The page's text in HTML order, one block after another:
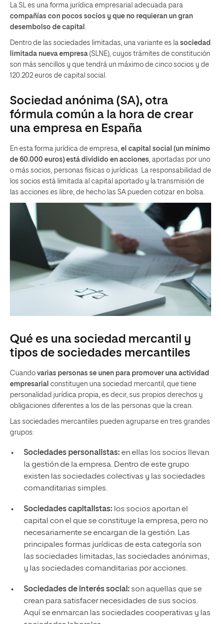
La SL es una forma jurídica empresarial adecuada para
compañías con pocos socios y que no requieran un gran
desembolso de capital
Dentro de las sociedades limitadas, una variante es la sociedad
limitada nueva empresa (SLNE), cuyos trámites de constitución
son más sencillos y que tendrá un máximo de cinco socios y de
120.202 euros de capital social.
Sociedad anónima (SA), otra
fórmula común a la hora de crear
una empresa en España
En esta forma jurídica de empresa, el capital social (un mínimo
de 60.000 euros) está dividido en acciones , aportadas por uno
o más socios, personas físicas o jurídicas. La responsabilidad de
los socios está limitada al capital aportado y la transmisión de
las acciones es libre, de hecho las SA pueden cotizar en bolsa.
Qué es una sociedad mercantil y
tipos de sociedades mercantiles
Cuando varias personas se unen para promover una actividad
empresarial constituyen una sociedad mercantil, que tiene
personalidad jurídica propia, es decir, sus propios derechos y
obligaciones diferentes a los de las personas que la crean.
Las sociedades mercantiles pueden agruparse en tres grandes
grupos:
Sociedades personalistas: en ellas los socios llevan
la gestión de la empresa. Dentro de este grupo
existen las sociedades colectivas y las sociedades
comanditarias simples.
Sociedades capitalistas: los socios aportan el
capital con el que se constituye la empresa, pero no
necesariamente se encargan de la gestión. Las
principales formas jurídicas de esta categoría son
las sociedades limitadas, las sociedades anónimas,
y las sociedades comanditarias por acciones.
Sociedades de interés social: son aquellas que se
crean para satisfacer necesidades de sus socios.
Aquí se enmarcan las sociedades cooperativas y las